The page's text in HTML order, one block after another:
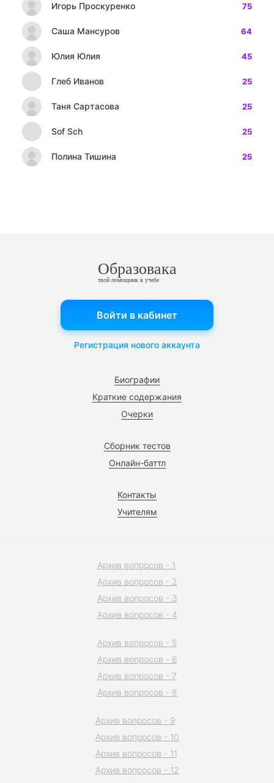
Игорь Проскуренко 75
Саша Мансуров 64
Юлия Юлия 45
Глеб Иванов 25
Таня Сартасова 25
Sof Sch 25
Полина Тишина 25
Образовака
твой помощник в учебе
Биографии
Краткие содержания
Очерки
Сборник тестов
Онлайн-баттл
Контакты
Учителям
Войти в кабинет
Регистрация нового аккаунта
Архив вопросов - 1
Архив вопросов - 2
Архив вопросов - 3
Архив вопросов - 4
Архив вопросов - 5
Архив вопросов - 6
Архив вопросов - 7
Архив вопросов - 8
Архив вопросов - 9
Архив вопросов - 10
Архив вопросов - 11
Архив вопросов - 12